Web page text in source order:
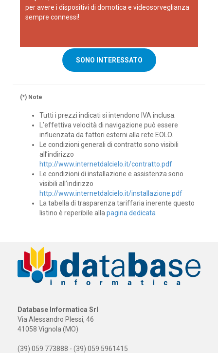
per avere i dispositivi di domotica e videosorveglianza
sempre connessi!
SONO INTERESSATO
(*) Note
Tutti i prezzi indicati si intendono IVA inclusa.
L’effettiva velocità di navigazione può essere
influenzata da fattori esterni alla rete EOLO.
Le condizioni generali di contratto sono visibili
all’indirizzo
http://www.internetdalcielo.it/contratto.pdf
Le condizioni di installazione e assistenza sono
visibili all’indirizzo
http://www.internetdalcielo.it/installazione.pdf
La tabella di trasparenza tariffaria inerente questo
listino è reperibile allapagina dedicata
Database Informatica Srl
Via Alessandro Plessi, 46
41058 Vignola (MO)
(39) 059 773888 - (39) 059 5961415